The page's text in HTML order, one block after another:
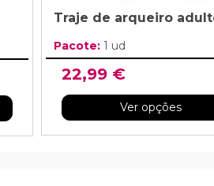
Traje de arqueiro
Pacote: 1 ud
22,99 €
Ver opções